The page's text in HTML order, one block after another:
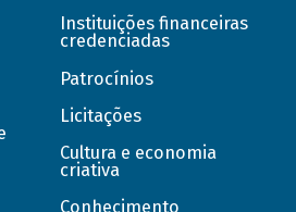
Instituições financeiras
credenciadas
Patrocínios
Licitações
Cultura e economia
criativa
Conhecimento